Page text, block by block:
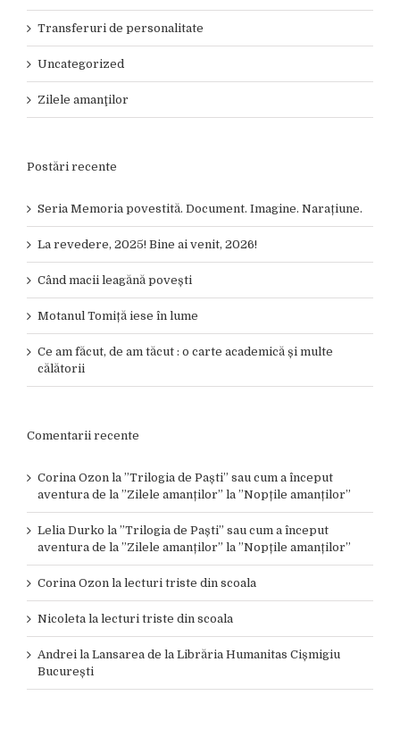
Transferuri de personalitate
Uncategorized
Zilele amanţilor
Postări recente
Seria Memoria povestită. Document. Imagine. Narațiune.
La revedere, 2025! Bine ai venit, 2026!
Când macii leagănă povești
Motanul Tomiță iese în lume
Ce am făcut, de am tăcut : o carte academică și multe
călătorii
Comentarii recente
Corina Ozon la ”Trilogia de Paști” sau cum a început
aventura de la ”Zilele amanților” la ”Nopțile amanților”
Lelia Durko la ”Trilogia de Paști” sau cum a început
aventura de la ”Zilele amanților” la ”Nopțile amanților”
Corina Ozon la lecturi triste din scoala
Nicoleta la lecturi triste din scoala
Andrei la Lansarea de la Librăria Humanitas Cișmigiu
București